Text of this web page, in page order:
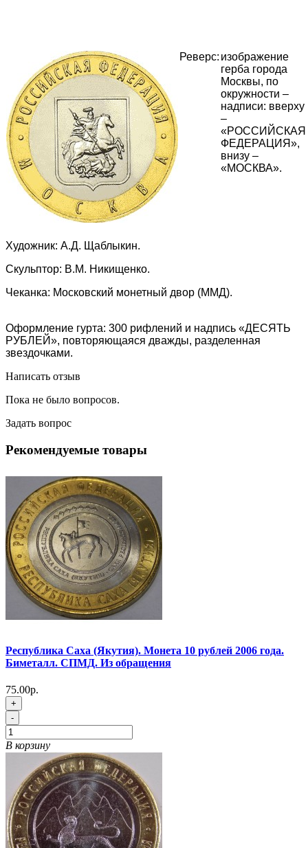
Реверс: изображение
герба города
Москвы, по
окружности –
надписи: вверху
–
«РОССИЙСКАЯ
ФЕДЕРАЦИЯ»,
внизу –
«МОСКВА».
Художник: А.Д. Щаблыкин.
Скульптор: В.М. Никищенко.
Чеканка: Московский монетный двор (ММД).
Оформление гурта: 300 рифлений и надпись «ДЕСЯТЬ
РУБЛЕЙ», повторяющаяся дважды, разделенная
звездочками.
Написать отзыв
Пока не было вопросов.
Задать вопрос
Рекомендуемые товары
Республика Саха (Якутия). Монета 10 рублей 2006 года.
Биметалл. СПМД. Из обращения
75.00р.
+
-
В корзину